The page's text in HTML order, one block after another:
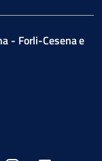
- Forli-Cesena e